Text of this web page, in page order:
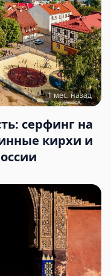
1 мес. назад
серфинг на
кирхи и